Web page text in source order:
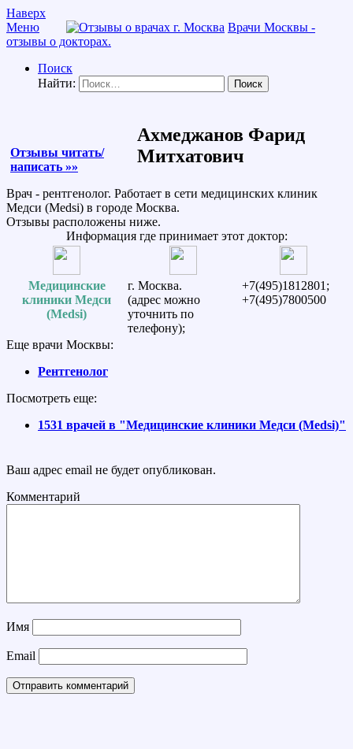
Наверх
Меню
Врачи Москвы -
отзывы о докторах.
Поиск
Найти:
Отзывы читать/
написать »»
Ахмеджанов Фарид
Митхатович
Врач - рентгенолог. Работает в сети медицинских клиник
Медси (Medsi) в городе Москва.
Отзывы расположены ниже.
Информация где принимает этот доктор:
Медицинские
клиники Медси
(Medsi)
г. Москва.
(адрес можно
уточнить по
телефону);
+7(495)1812801;
+7(495)7800500
Еще врачи Москвы:
Рентгенолог
Посмотреть еще:
1531 врачей в "Медицинские клиники Медси (Medsi)"
Ваш адрес email не будет опубликован.
Комментарий
Имя
Email